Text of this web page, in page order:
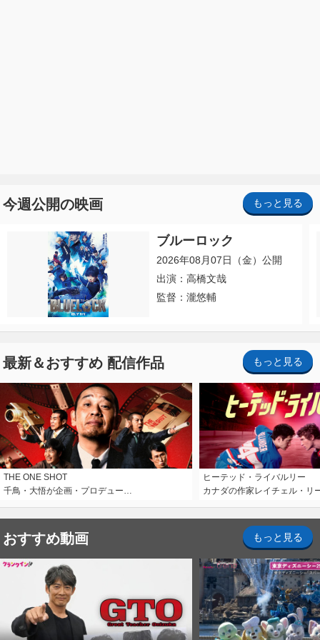
今週公開の映画 もっと見る
ブルーロック
2026年08月07日（金）公開
出演：高橋文哉
監督：瀧悠輔
最新＆おすすめ 配信作品 もっと見る
THE ONE SHOT
千鳥・大悟が企画・プロデュー…
ヒーテッド・ライバルリー
カナダの作家レイチェル・リ
おすすめ動画 もっと見る